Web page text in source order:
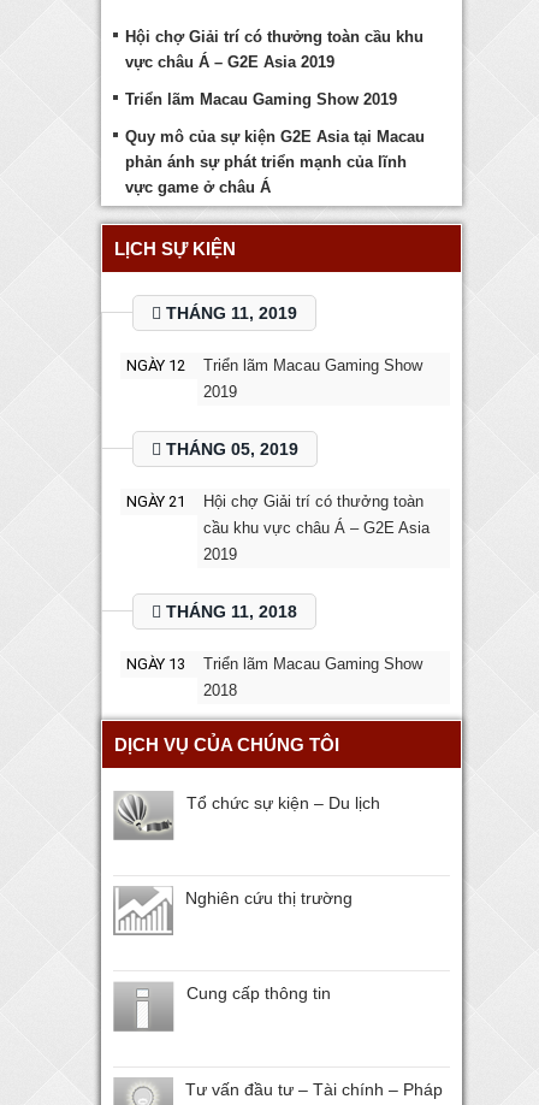
Hội chợ Giải trí có thưởng toàn cầu khu
vực châu Á – G2E Asia 2019
Triển lãm Macau Gaming Show 2019
Quy mô của sự kiện G2E Asia tại Macau
phản ánh sự phát triển mạnh của lĩnh
vực game ở châu Á
LỊCH SỰ KIỆN
THÁNG 11, 2019
NGÀY 12
Triển lãm Macau Gaming Show
2019
THÁNG 05, 2019
NGÀY 21
Hội chợ Giải trí có thưởng toàn
cầu khu vực châu Á – G2E Asia
2019
THÁNG 11, 2018
NGÀY 13
Triển lãm Macau Gaming Show
2018
DỊCH VỤ CỦA CHÚNG TÔI
Tổ chức sự kiện – Du lịch
Nghiên cứu thị trường
Cung cấp thông tin
Tư vấn đầu tư – Tài chính – Pháp